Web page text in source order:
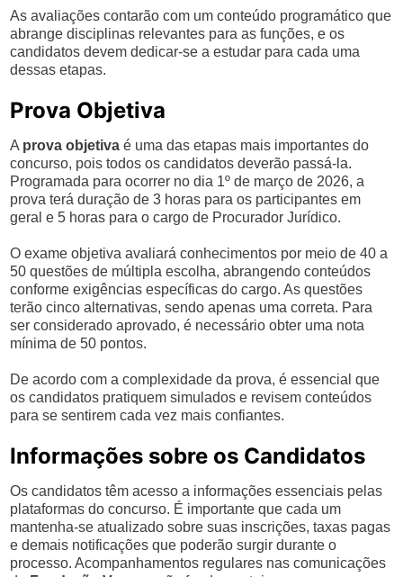
As avaliações contarão com um conteúdo programático que
abrange disciplinas relevantes para as funções, e os
candidatos devem dedicar-se a estudar para cada uma
dessas etapas.
Prova Objetiva
A prova objetiva é uma das etapas mais importantes do
concurso, pois todos os candidatos deverão passá-la.
Programada para ocorrer no dia 1º de março de 2026, a
prova terá duração de 3 horas para os participantes em
geral e 5 horas para o cargo de Procurador Jurídico.
O exame objetiva avaliará conhecimentos por meio de 40 a
50 questões de múltipla escolha, abrangendo conteúdos
conforme exigências específicas do cargo. As questões
terão cinco alternativas, sendo apenas uma correta. Para
ser considerado aprovado, é necessário obter uma nota
mínima de 50 pontos.
De acordo com a complexidade da prova, é essencial que
os candidatos pratiquem simulados e revisem conteúdos
para se sentirem cada vez mais confiantes.
Informações sobre os Candidatos
Os candidatos têm acesso a informações essenciais pelas
plataformas do concurso. É importante que cada um
mantenha-se atualizado sobre suas inscrições, taxas pagas
e demais notificações que poderão surgir durante o
processo. Acompanhamentos regulares nas comunicações